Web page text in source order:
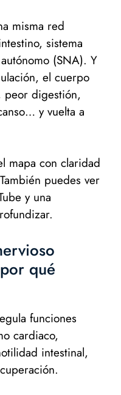
misma red
sistema
(SNA). Y
el cuerpo
peor digestión,
y vuelta a
mapa con claridad
puedes ver
y una
qué
funciones
cardiaco,
intestinal,